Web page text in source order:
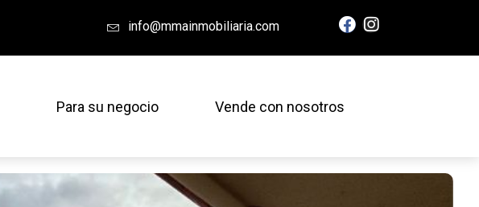
info@mmainmobiliaria.com
Para su negocio Vende con nosotros